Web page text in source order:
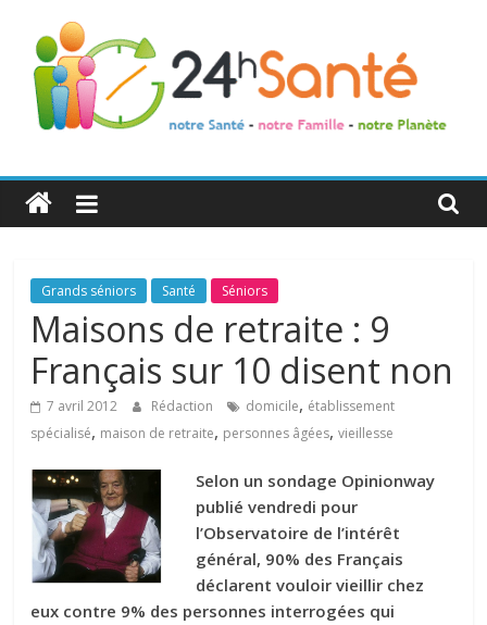
24h
Santé
La
santé
toute
famille
Grands séniors Santé Séniors
Maisons de retraite : 9
Français sur 10 disent non
7 avril 2012 Rédaction domicile, établissement
spécialisé, maison de retraite, personnes âgées,vieillesse
Selon un sondage Opinionway
publié vendredi pour
l’Observatoire de l’intérêt
général, 90% des Français
déclarent vouloir vieillir chez
eux contre 9% des personnes interrogées qui